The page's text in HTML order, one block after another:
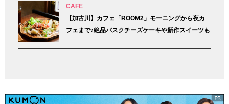
CAFE
【加古川】カフェ「ROOM2」モーニングから夜カ
フェまで♪絶品バスクチーズケーキや新作スイーツも